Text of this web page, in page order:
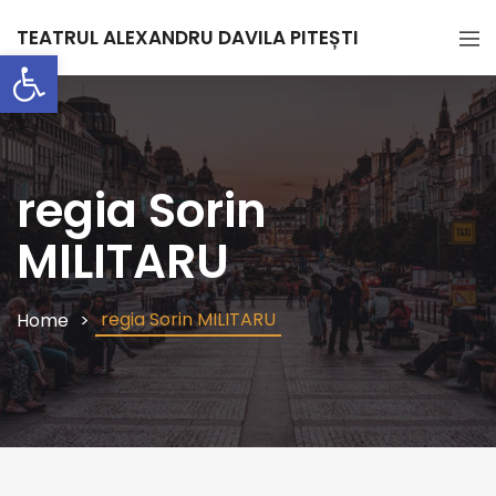
Deschide bara de unelte
TEATRUL ALEXANDRU DAVILA PITEȘTI
regia Sorin
MILITARU
Home regia Sorin MILITARU